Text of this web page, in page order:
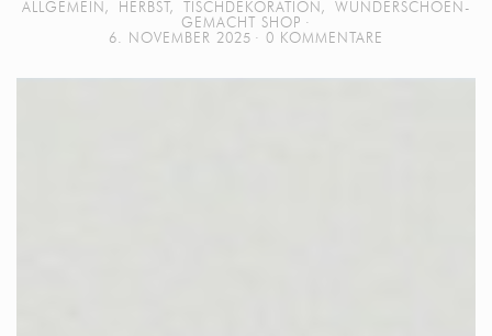
ALLGEMEIN , HERBST , TISCHDEKORATION ,
WUNDERSCHOEN-
GEMACHT SHOP
6. NOVEMBER 2025
0 KOMMENTARE